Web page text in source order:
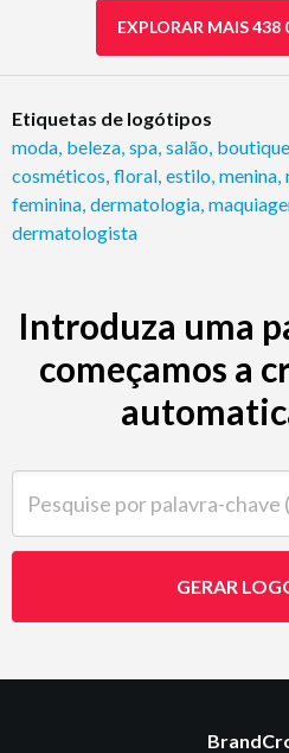
EXPLORAR MAIS 438
Etiquetas de logótipos
moda beleza spa salão boutique
cosméticos floral estilo menina
feminina dermatologia
dermatologista
Introduza uma
começamos a
GERAR